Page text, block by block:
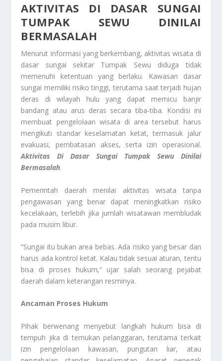
AKTIVITAS DI DASAR SUNGAI
TUMPAK SEWU DINILAI
BERMASALAH
Menurut informasi yang berkembang, aktivitas wisata di
dasar sungai sekitar Tumpak Sewu diduga tidak
memenuhi ketentuan yang berlaku. Kawasan dasar
sungai memiliki risiko tinggi, terutama saat terjadi hujan
deras di wilayah hulu yang dapat memicu banjir
bandang atau arus deras secara tiba-tiba. Kondisi ini
membuat pengelolaan wisata di area tersebut harus
mengikuti standar keselamatan ketat, termasuk jalur
evakuasi, pembatasan akses, serta izin operasional.
Aktivitas Di Dasar Sungai Tumpak Sewu Dinilai
Bermasalah.
Pemerintah daerah menilai aktivitas wisata tanpa
pengawasan yang benar dapat meningkatkan risiko
kecelakaan, terlebih jika jumlah wisatawan membludak
pada musim libur.
“Sungai itu bukan area bebas. Ada risiko yang besar dan
harus ada kontrol ketat. Kalau tidak sesuai aturan, tentu
bisa di proses hukum,” ujar salah seorang pejabat
daerah dalam keterangan resminya.
Ancaman Proses Hukum
Pihak berwenang menyebut langkah hukum bisa di
tempuh jika di temukan pelanggaran, terutama terkait
izin pengelolaan kawasan, pungutan liar, atau